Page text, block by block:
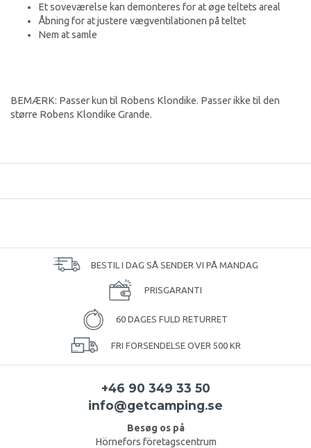
Et soveværelse kan demonteres for at øge teltets areal
Åbning for at justere vægventilationen på teltet
Nem at samle
BEMÆRK: Passer kun til Robens Klondike. Passer ikke til den
større Robens Klondike Grande.
BESTIL I DAG SÅ SENDER VI PÅ MANDAG
PRISGARANTI
60 DAGES FULD RETURRET
FRI FORSENDELSE OVER 500 KR
+46 90 349 33 50
info@getcamping.se
Besøg os på
Hörnefors företagscentrum